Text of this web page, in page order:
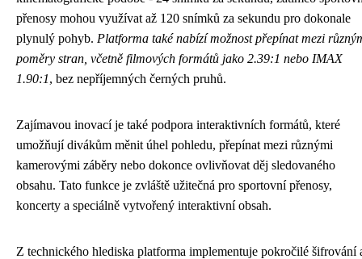
přenosy mohou využívat až 120 snímků za sekundu pro dokonale
plynulý pohyb. Platforma také nabízí možnost přepínat mezi
poměry stran, včetně filmových formátů jako 2.39:1 nebo IMAX
1.90:1, bez nepříjemných černých pruhů.
Zajímavou inovací je také podpora interaktivních formátů, které
umožňují divákům měnit úhel pohledu, přepínat mezi různými
kamerovými záběry nebo dokonce ovlivňovat děj sledovaného
obsahu. Tato funkce je zvláště užitečná pro sportovní přenosy,
koncerty a speciálně vytvořený interaktivní obsah.
Z technického hlediska platforma implementuje pokročilé šifrování